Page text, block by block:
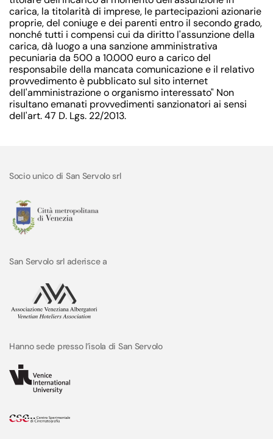
carica, la titolarità di imprese, le partecipazioni azionarie
proprie, del coniuge e dei parenti entro il secondo grado,
nonché tutti i compensi cui da diritto l'assunzione della
carica, dà luogo a una sanzione amministrativa
pecuniaria da 500 a 10.000 euro a carico del
responsabile della mancata comunicazione e il relativo
provvedimento è pubblicato sul sito internet
dell'amministrazione o organismo interessato" Non
risultano emanati provvedimenti sanzionatori ai sensi
dell'art. 47 D. Lgs. 22/2013.
Socio unico di San Servolo srl
San Servolo srl aderisce a
Hanno sede presso l’isola di San Servolo